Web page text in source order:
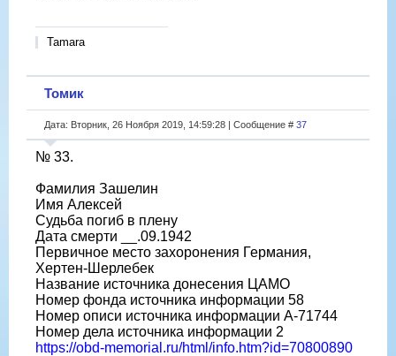
Tamara
Томик
Дата: Вторник, 26 Ноября 2019, 14:59:28 | Сообщение # 37
№ 33.
Фамилия Зашелин
Имя Алексей
Судьба погиб в плену
Дата смерти __.09.1942
Первичное место захоронения Германия,
Хертен-Шерлебек
Название источника донесения ЦАМО
Номер фонда источника информации 58
Номер описи источника информации A-71744
Номер дела источника информации 2
https://obd-memorial.ru/html/info.htm?id=70800890